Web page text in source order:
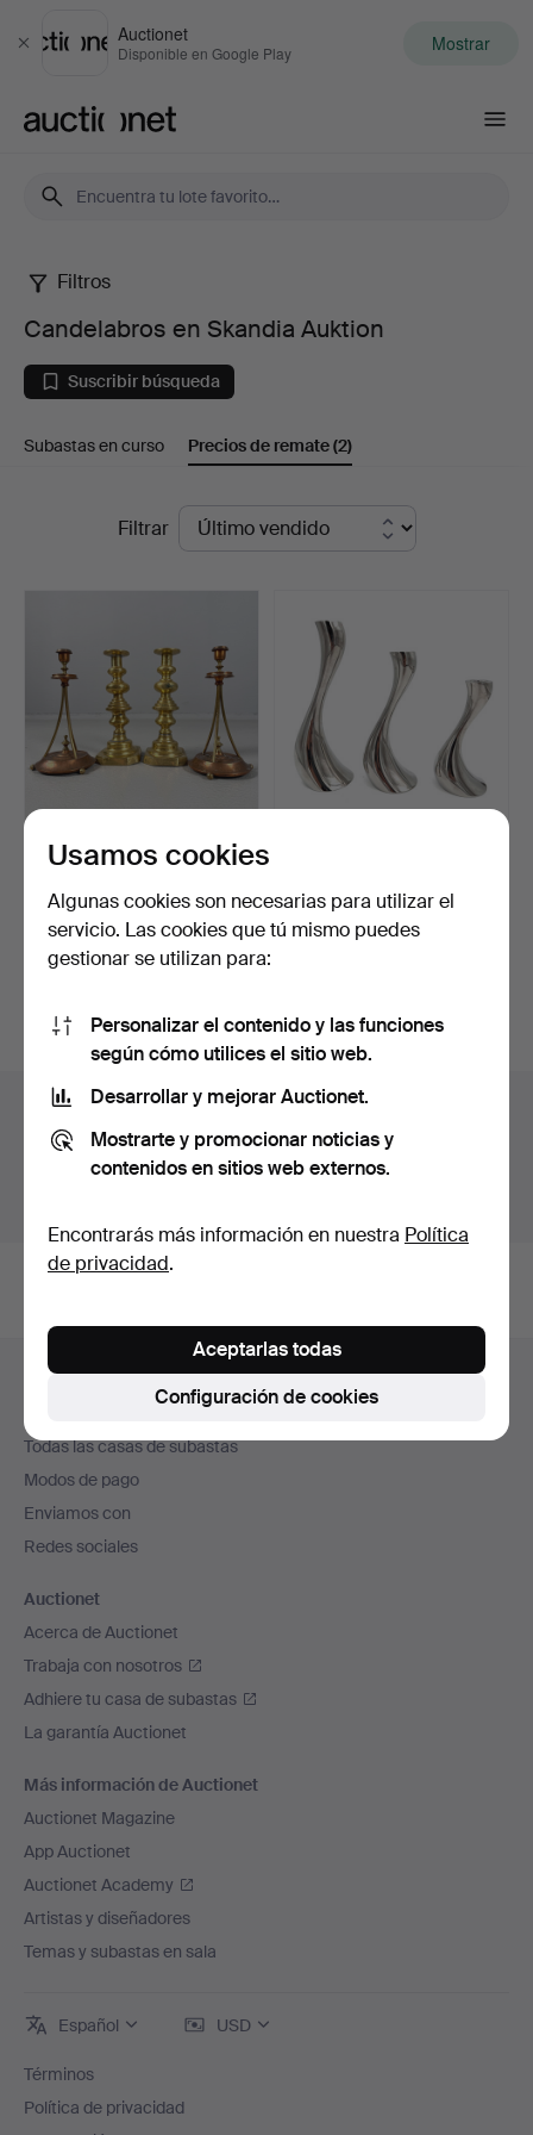
Cerrar
Auctionet
Disponible en Google Play Mostrar
Candelabros
en
Skandia
Auktion
Filtros
Candelabros en Skandia Auktion
Suscribir búsqueda
Subastas en curso Precios de remate(2)
Filtrar
CANDELEROS, 2 pares,
Subastado 27 may 2026
1 puja
32 USD
"Cobra"…
Subastado 26 may 2026
7 pujas
Suscribir búsqueda
Archivo de subastas
Estás buscando en el archivo de subastas concluidas.
el
pie
de
página
Ayuda y contacto
Contacta con el servicio de atención al cliente
Todas las casas de subastas
Modos de pago
Enviamos con
Redes sociales
Auctionet
Acerca de Auctionet
Trabaja con nosotros
Adhiere tu casa de subastas
La garantía Auctionet
Más información de Auctionet
Auctionet Magazine
App Auctionet
Auctionet Academy
Artistas y diseñadores
Temas y subastas en sala
Español USD
Términos
Política de privacidad
Usamos cookies
Algunas cookies son necesarias para utilizar el
servicio. Las cookies que tú mismo puedes
gestionar se utilizan para:
Personalizar el contenido y las funciones
según cómo utilices el sitio web.
Desarrollar y mejorar Auctionet.
Mostrarte y promocionar noticias y
contenidos en sitios web externos.
Encontrarás más información en nuestra Política
de privacidad.
Configuración de cookies
Aceptarlas todas